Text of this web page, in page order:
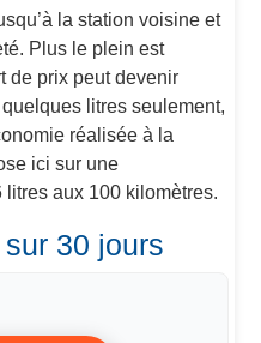
la station voisine et
Plus le plein est
de prix peut devenir
litres seulement,
réalisée à la
ici sur une
aux 100 kilomètres.
30 jours